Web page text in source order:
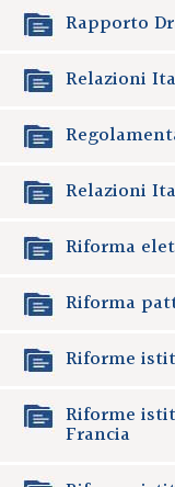
Rapporto
Relazioni
Relazioni
Riforma
Riforma
Riforme
Riforme
Francia